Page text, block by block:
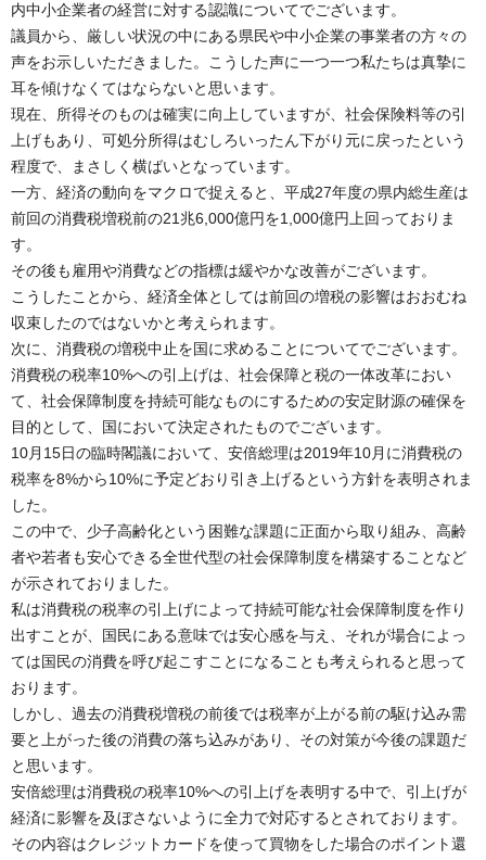
内中小企業者の経営に対する認識についてでございます。
議員から、厳しい状況の中にある県民や中小企業の事業者の方々の
声をお示しいただきました。こうした声に一つ一つ私たちは真摯に
耳を傾けなくてはならないと思います。
現在、所得そのものは確実に向上していますが、社会保険料等の引
上げもあり、可処分所得はむしろいったん下がり元に戻ったという
程度で、まさしく横ばいとなっています。
一方、経済の動向をマクロで捉えると、平成27年度の県内総生産は
前回の消費税増税前の21兆6,000億円を1,000億円上回っておりま
す。
その後も雇用や消費などの指標は緩やかな改善がございます。
こうしたことから、経済全体としては前回の増税の影響はおおむね
収束したのではないかと考えられます。
次に、消費税の増税中止を国に求めることについてでございます。
消費税の税率10%への引上げは、社会保障と税の一体改革におい
て、社会保障制度を持続可能なものにするための安定財源の確保を
目的として、国において決定されたものでございます。
10月15日の臨時閣議において、安倍総理は2019年10月に消費税の
税率を8%から10%に予定どおり引き上げるという方針を表明されま
した。
この中で、少子高齢化という困難な課題に正面から取り組み、高齢
者や若者も安心できる全世代型の社会保障制度を構築することなど
が示されておりました。
私は消費税の税率の引上げによって持続可能な社会保障制度を作り
出すことが、国民にある意味では安心感を与え、それが場合によっ
ては国民の消費を呼び起こすことになることも考えられると思って
おります。
しかし、過去の消費税増税の前後では税率が上がる前の駆け込み需
要と上がった後の消費の落ち込みがあり、その対策が今後の課題だ
と思います。
安倍総理は消費税の税率10%への引上げを表明する中で、引上げが
経済に影響を及ぼさないように全力で対応するとされております。
その内容はクレジットカードを使って買物をした場合のポイント還